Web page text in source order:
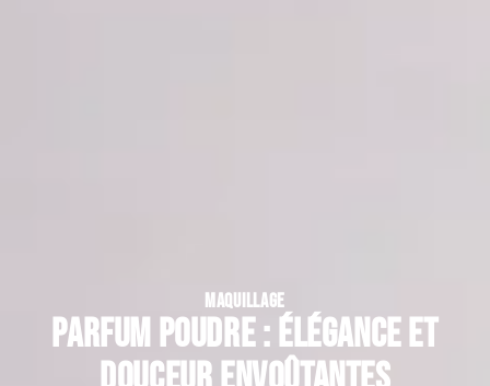
MAQUILLAGE
Parfum poudre : Élégance et